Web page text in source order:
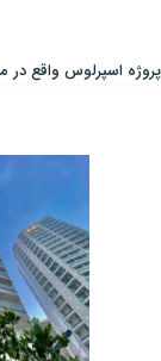
پروژه اسپرلوس واقع در